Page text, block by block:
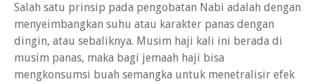
Salah satu prinsip pada pengobatan Nabi adalah dengan
menyeimbangkan suhu atau karakter panas dengan
dingin, atau sebaliknya. Musim haji kali ini berada di
musim panas, maka bagi jemaah haji bisa
mengkonsumsi buah semangka untuk menetralisir efek